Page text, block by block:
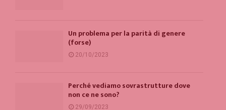
Un problema per la parità di genere
(forse)
20/10/2023
Perché vediamo sovrastrutture dove
non ce ne sono?
29/09/2023